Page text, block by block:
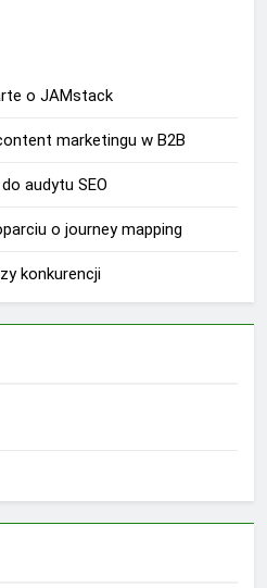
o JAMstack
marketingu w B2B
audytu SEO
o journey mapping
konkurencji